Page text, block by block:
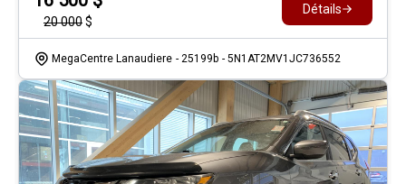
20 000$
Détails
MegaCentre Lanaudiere - 25199b - 5N1AT2MV1JC736552